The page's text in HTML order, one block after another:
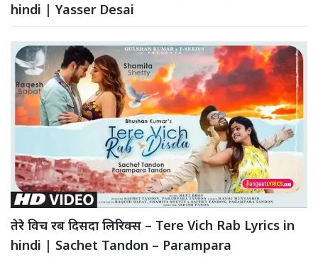
hindi | Yasser Desai
तेरे विच रब दिसदा लिरिक्स – Tere Vich Rab Lyrics in
hindi | Sachet Tandon – Parampara